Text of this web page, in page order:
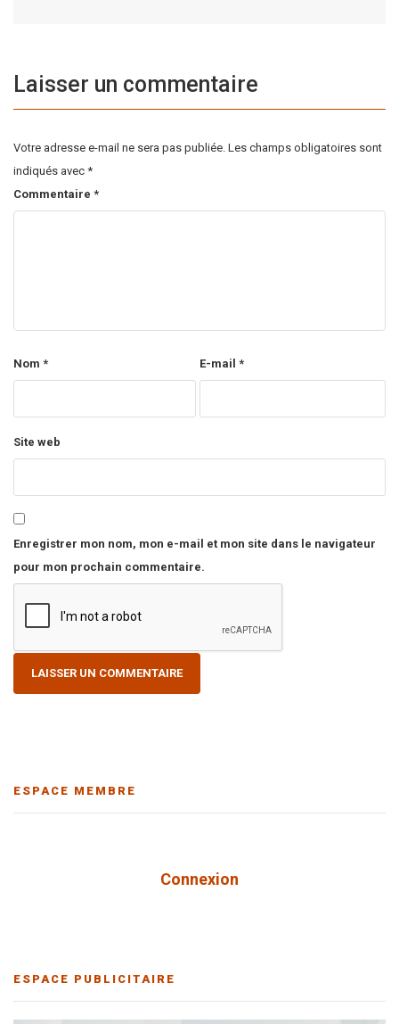
Laisser un commentaire
Votre adresse e-mail ne sera pas publiée. Les champs obligatoires sont
indiqués avec *
Commentaire *
Nom * E-mail *
Site web
Enregistrer mon nom, mon e-mail et mon site dans le navigateur
pour mon prochain commentaire.
ESPACE MEMBRE
Connexion
ESPACE PUBLICITAIRE